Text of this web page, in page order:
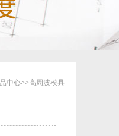
中心>>高周波模具